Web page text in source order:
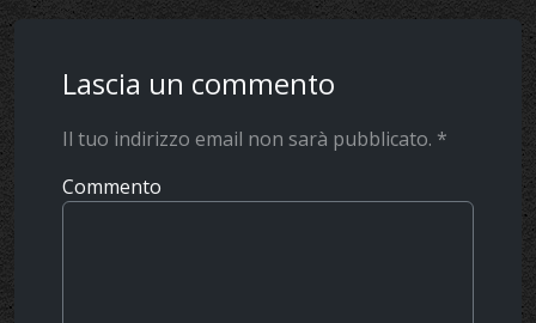
Lascia un commento
Il tuo indirizzo email non sarà pubblicato. *
Commento